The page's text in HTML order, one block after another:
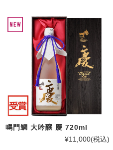
鳴門鯛 大吟醸 慶 720ml
¥11,000(税込)